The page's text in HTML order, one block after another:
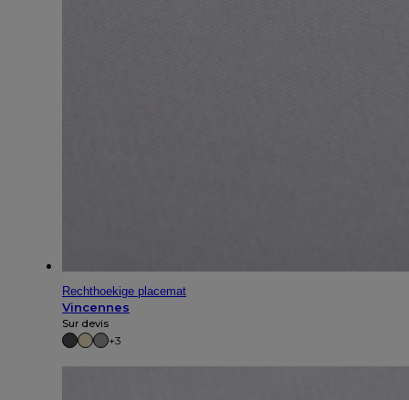
Rechthoekige placemat
Vincennes
Sur devis
+3